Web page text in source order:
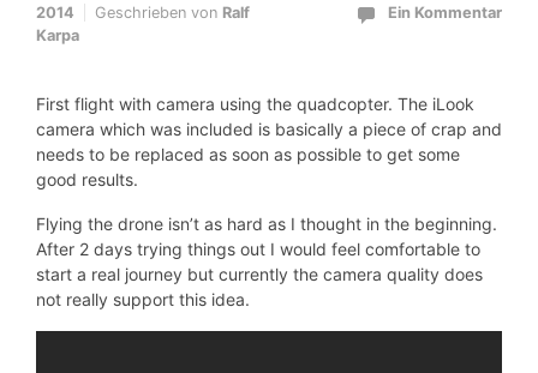
2014
Geschrieben von Ralf
Karpa
Ein Kommentar
First flight with camera using the quadcopter. The iLook
camera which was included is basically a piece of crap and
needs to be replaced as soon as possible to get some
good results.
Flying the drone isn’t as hard as I thought in the beginning.
After 2 days trying things out I would feel comfortable to
start a real journey but currently the camera quality does
not really support this idea.